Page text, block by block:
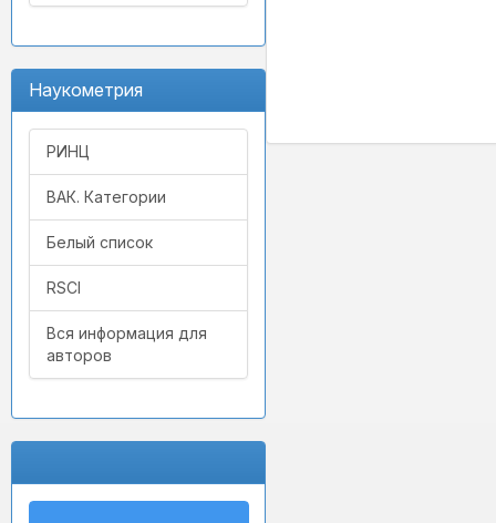
Наукометрия
РИНЦ
ВАК. Категории
Белый список
RSCI
Вся информация для
авторов